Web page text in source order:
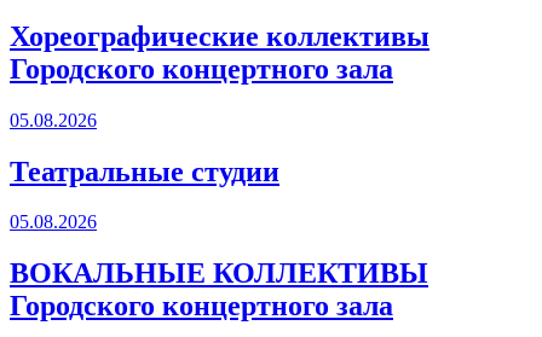
Хореографические коллективы
Городского концертного зала
05.08.2026
Театральные студии
05.08.2026
ВОКАЛЬНЫЕ КОЛЛЕКТИВЫ
Городского концертного зала